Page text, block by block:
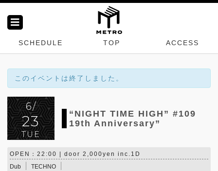
SCHEDULE TOP ACCESS
このイベントは終了しました。
6/
23
TUE
“NIGHT TIME HIGH” #109
19th Anniversary”
OPEN：22:00 | door 2,000yen inc.1D
Dub
TECHNO